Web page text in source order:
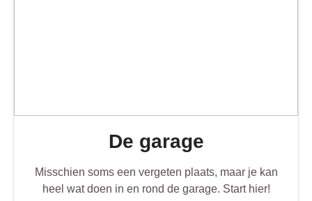
De garage
Misschien soms een vergeten plaats, maar je kan
heel wat doen in en rond de garage. Start hier!